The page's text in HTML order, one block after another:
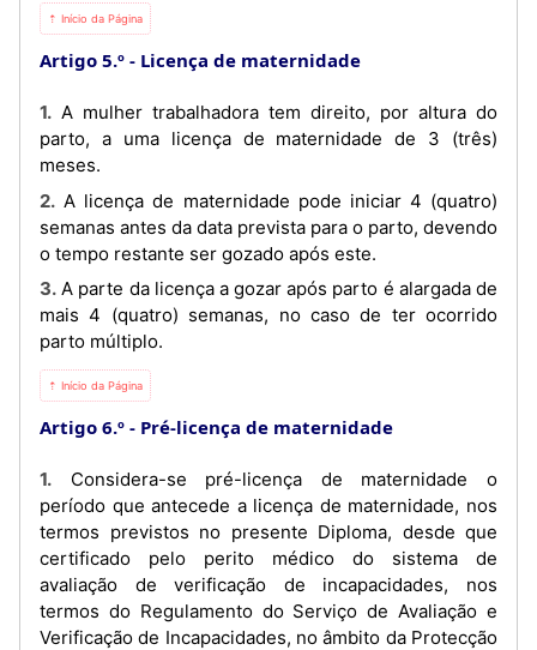
⇡ Início da Página
Artigo 5.º Licença de maternidade
1. A mulher trabalhadora tem direito, por altura do
parto, a uma licença de maternidade de 3 (três)
meses.
2. A licença de maternidade pode iniciar 4 (quatro)
semanas antes da data prevista para o parto, devendo
o tempo restante ser gozado após este.
3. A parte da licença a gozar após parto é alargada de
mais 4 (quatro) semanas, no caso de ter ocorrido
parto múltiplo.
⇡ Início da Página
Artigo 6.º Pré-licença de maternidade
1. Considera-se pré-licença de maternidade o
período que antecede a licença de maternidade, nos
termos previstos no presente Diploma, desde que
certificado pelo perito médico do sistema de
avaliação de verificação de incapacidades, nos
termos do Regulamento do Serviço de Avaliação e
Verificação de Incapacidades, no âmbito da Protecção